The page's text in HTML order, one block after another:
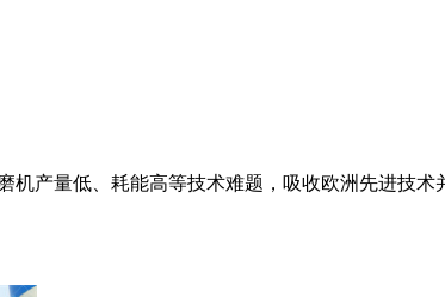
机产量低、耗能高等技术难题，吸收欧洲先进技